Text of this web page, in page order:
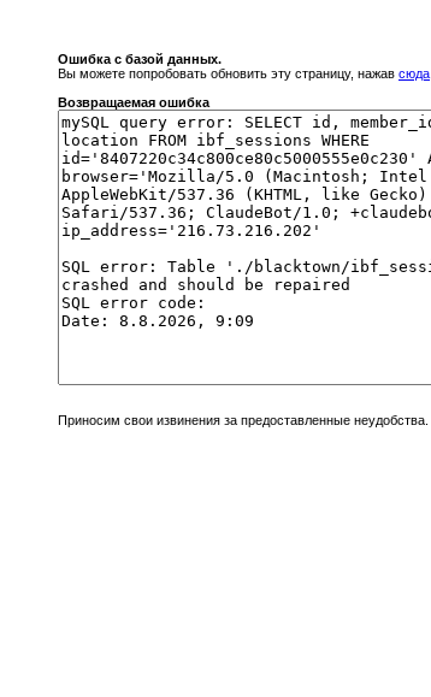
Ошибка с базой данных.
Вы можете попробовать обновить эту страницу, нажав сюда
Возвращаемая ошибка
Приносим свои извинения за предоставленные неудобства.